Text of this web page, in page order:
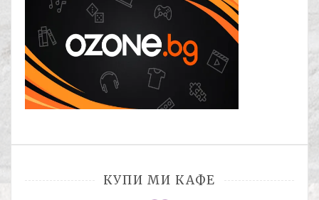
КУПИ МИ КАФЕ